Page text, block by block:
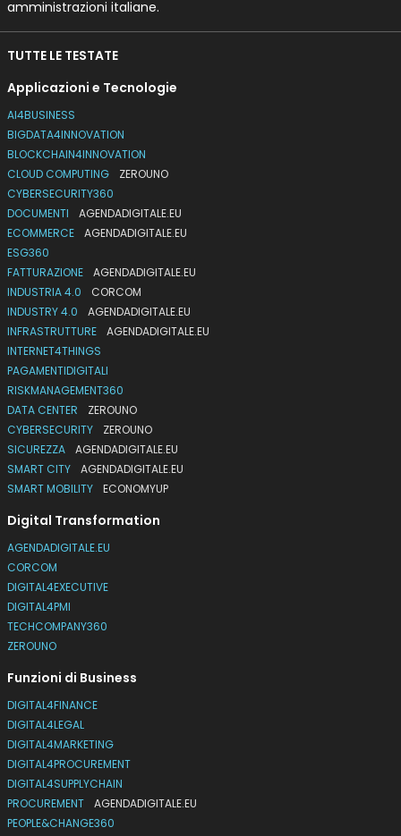
amministrazioni italiane.
TUTTE LE TESTATE
Applicazioni e Tecnologie
AI4BUSINESS
BIGDATA4INNOVATION
BLOCKCHAIN4INNOVATION
CLOUD COMPUTING
ZEROUNO
CYBERSECURITY360
DOCUMENTI
AGENDADIGITALE.EU
ECOMMERCE
AGENDADIGITALE.EU
ESG360
FATTURAZIONE
AGENDADIGITALE.EU
INDUSTRIA 4.0
CORCOM
INDUSTRY 4.0
AGENDADIGITALE.EU
INFRASTRUTTURE
AGENDADIGITALE.EU
INTERNET4THINGS
PAGAMENTIDIGITALI
RISKMANAGEMENT360
DATA CENTER
ZEROUNO
CYBERSECURITY
ZEROUNO
SICUREZZA
AGENDADIGITALE.EU
SMART CITY
AGENDADIGITALE.EU
SMART MOBILITY
ECONOMYUP
Digital Transformation
AGENDADIGITALE.EU
CORCOM
DIGITAL4EXECUTIVE
DIGITAL4PMI
TECHCOMPANY360
ZEROUNO
Funzioni di Business
DIGITAL4FINANCE
DIGITAL4LEGAL
DIGITAL4MARKETING
DIGITAL4PROCUREMENT
DIGITAL4SUPPLYCHAIN
PROCUREMENT
AGENDADIGITALE.EU
PEOPLE&CHANGE360